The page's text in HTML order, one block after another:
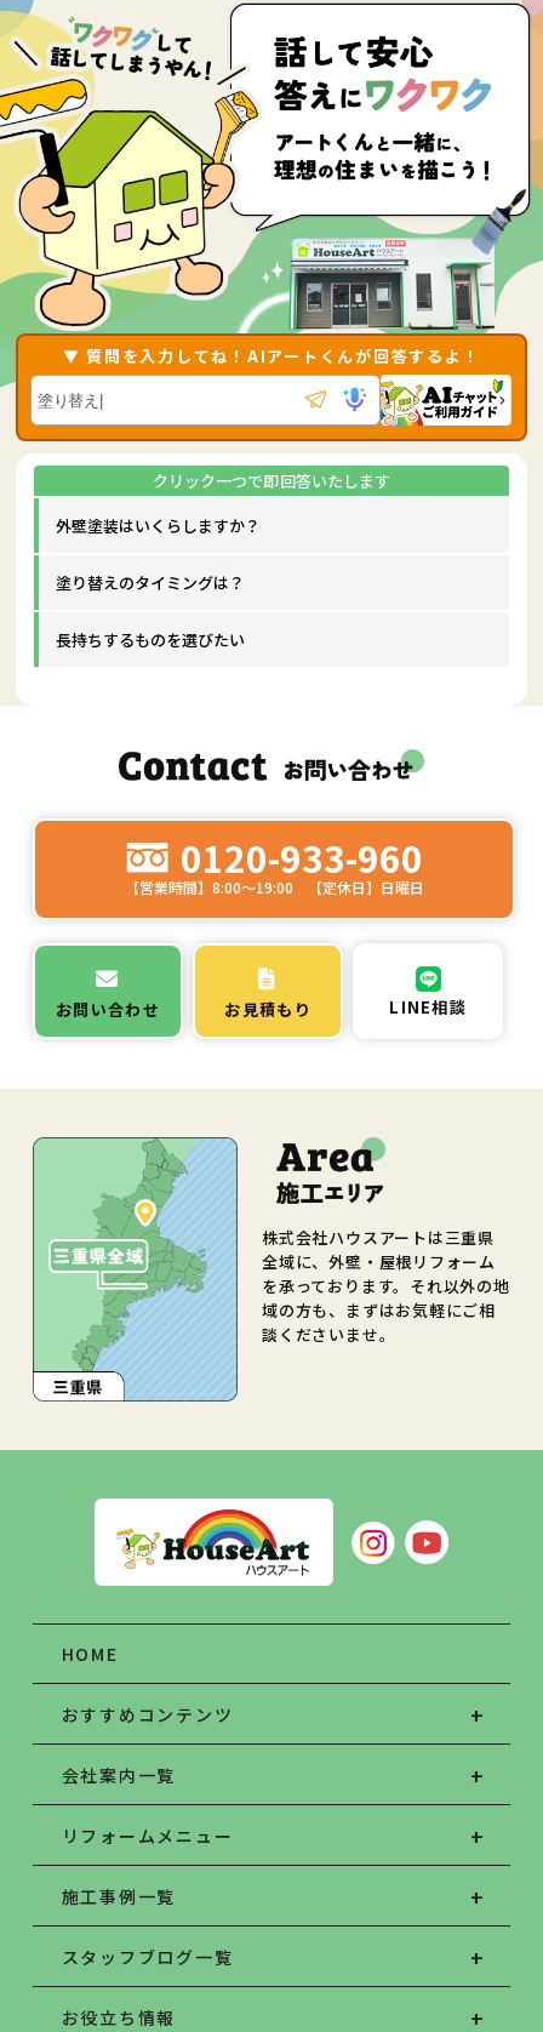
▼ 質問を入力してね！AIアートくんが回答するよ！
外壁塗装はいくらしますか？
塗り替えのタイミングは？
長持ちするものを選びたい
0120-933-960
【営業時間】8:00～19:00 【定休日】日曜日
お問い合わせ お見積もり LINE相談
株式会社ハウスアートは三重県
全域に、外壁・屋根リフォーム
を承っております。それ以外の地
域の方も、まずはお気軽にご相
談くださいませ。
HOME
おすすめコンテンツ
会社案内一覧
リフォームメニュー
施工事例一覧
スタッフブログ一覧
お役立ち情報